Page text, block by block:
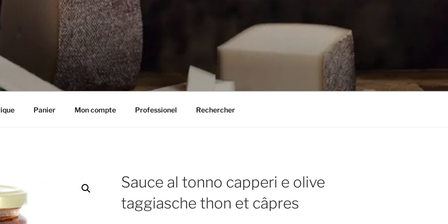
HENRIETTE
Panier Mon compte Professionel Rechercher
Sauce al tonno capperi e olive
taggiasche thon et câpres